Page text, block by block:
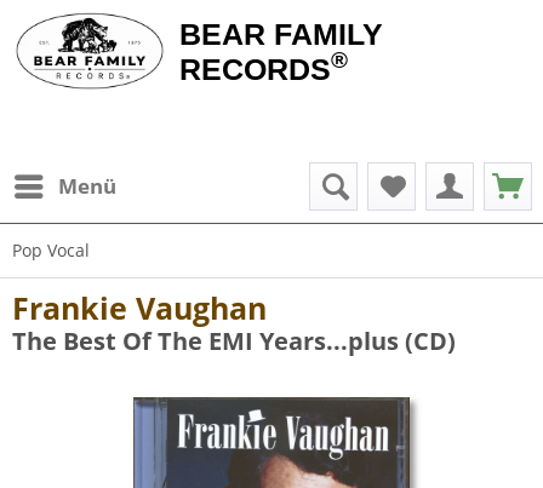
BEAR FAMILY
RECORDS®
Menü
Pop Vocal
Frankie Vaughan
The Best Of The EMI Years...plus (CD)